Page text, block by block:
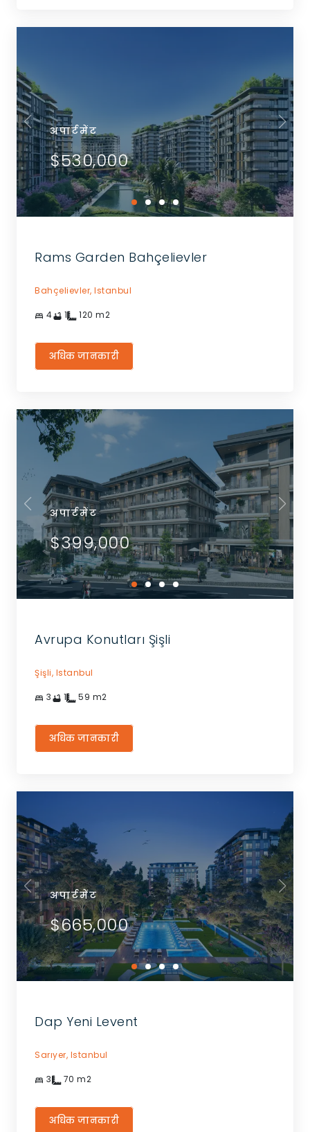
अपार्टमेंट
$530,000
Rams Garden Bahçelievler
Bahçelievler, Istanbul
4 1 120 m2
अधिक जानकारी
अपार्टमेंट
$399,000
Avrupa Konutları Şişli
Şişli, Istanbul
3 1 59 m2
अधिक जानकारी
अपार्टमेंट
$665,000
Dap Yeni Levent
Sarıyer, Istanbul
3 70 m2
अधिक जानकारी